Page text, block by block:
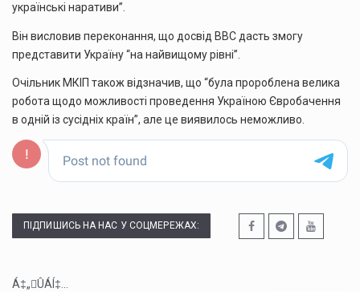
українські наративи”.
Він висловив переконання, що досвід ВВС дасть змогу
представити Україну “на найвищому рівні”.
Очільник МКІП також відзначив, що “була пророблена велика
робота щодо можливості проведення Україною Євробачення
в одній із сусідніх країн”, але це виявилось неможливо.
ПІДПИШИСЬ НА НАС У СОЦМЕРЕЖАХ:
Á‡„ÛÁÍ‡...